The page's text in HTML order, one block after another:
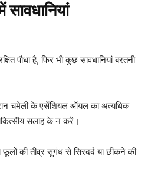
पौधा है, फिर भी कुछ सावधानियां बरतनी
चमेली के एसेंशियल ऑयल का अत्यधिक
सलाह के न करें।
की तीव्र सुगंध से सिरदर्द या छींकने की